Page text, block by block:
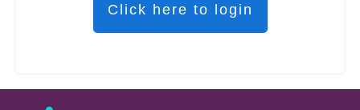
Click here to login